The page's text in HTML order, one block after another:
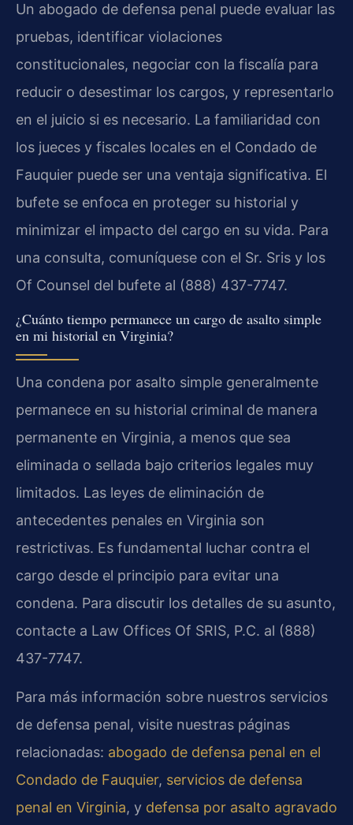
Un abogado de defensa penal puede evaluar las
pruebas, identificar violaciones
constitucionales, negociar con la fiscalía para
reducir o desestimar los cargos, y representarlo
en el juicio si es necesario. La familiaridad con
los jueces y fiscales locales en el Condado de
Fauquier puede ser una ventaja significativa. El
bufete se enfoca en proteger su historial y
minimizar el impacto del cargo en su vida. Para
una consulta, comuníquese con el Sr. Sris y los
Of Counsel del bufete al (888) 437-7747.
¿Cuánto tiempo permanece un cargo de asalto simple
en mi historial en Virginia?
Una condena por asalto simple generalmente
permanece en su historial criminal de manera
permanente en Virginia, a menos que sea
eliminada o sellada bajo criterios legales muy
limitados. Las leyes de eliminación de
antecedentes penales en Virginia son
restrictivas. Es fundamental luchar contra el
cargo desde el principio para evitar una
condena. Para discutir los detalles de su asunto,
contacte a Law Offices Of SRIS, P.C. al (888)
437-7747.
Para más información sobre nuestros servicios
de defensa penal, visite nuestras páginas
relacionadas: abogado de defensa penal en el
Condado de Fauquier, servicios de defensa
penal en Virginia, y defensa por asalto agravado